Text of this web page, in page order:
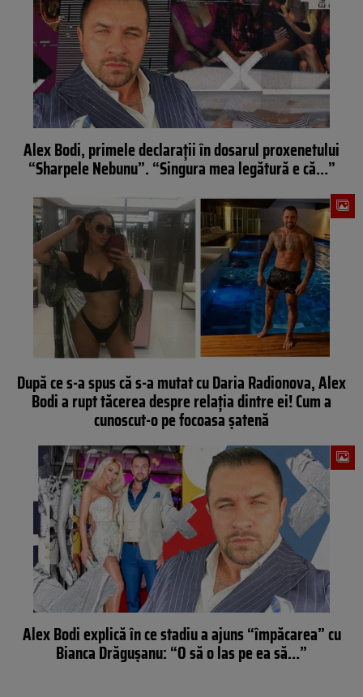
Alex Bodi, primele declarații în dosarul proxenetului
“Sharpele Nebunu”. “Singura mea legătură e că…”
După ce s-a spus că s-a mutat cu Daria Radionova, Alex
Bodi a rupt tăcerea despre relaţia dintre ei! Cum a
cunoscut-o pe focoasa şatenă
Alex Bodi explică în ce stadiu a ajuns “împăcarea” cu
Bianca Drăgușanu: “O să o las pe ea să…”